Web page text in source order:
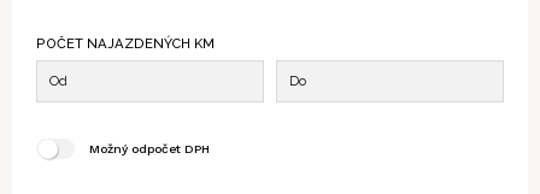
POČET NAJAZDENÝCH KM
Možný odpočet DPH